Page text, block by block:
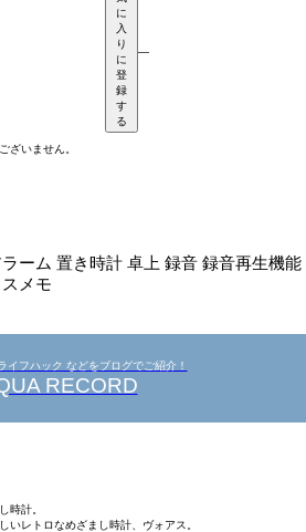
に
入
り
に
登
録
す
る
—
ざいません。
ーム 置き時計 卓上 録音 録音再生機能
メモ
イフハック などをブログでご紹介！
RECORD
時計。
いレトロなめざまし時計、ヴォアス。